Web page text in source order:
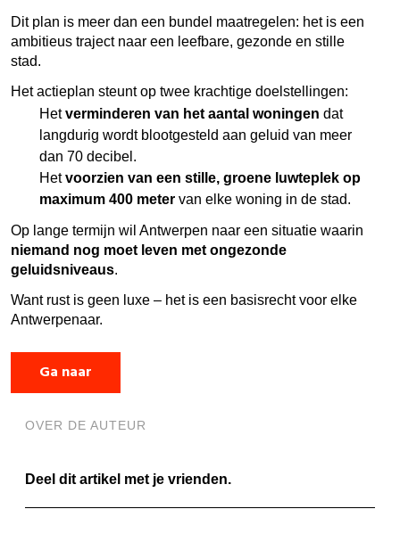
Dit plan is meer dan een bundel maatregelen: het is een
ambitieus traject naar een leefbare, gezonde en stille
stad.
Het actieplan steunt op twee krachtige doelstellingen:
Hetverminderen van het aantal woningen dat
langdurig wordt blootgesteld aan geluid van meer
dan 70 decibel.
Hetvoorzien van een stille, groene luwteplek op
maximum 400 meter van elke woning in de stad.
Op lange termijn wil Antwerpen naar een situatie waarin
niemand nog moet leven met ongezonde
geluidsniveaus.
Want rust is geen luxe – het is een basisrecht voor elke
Antwerpenaar.
Ga naar
OVER DE AUTEUR
Deel dit artikel met je vrienden.